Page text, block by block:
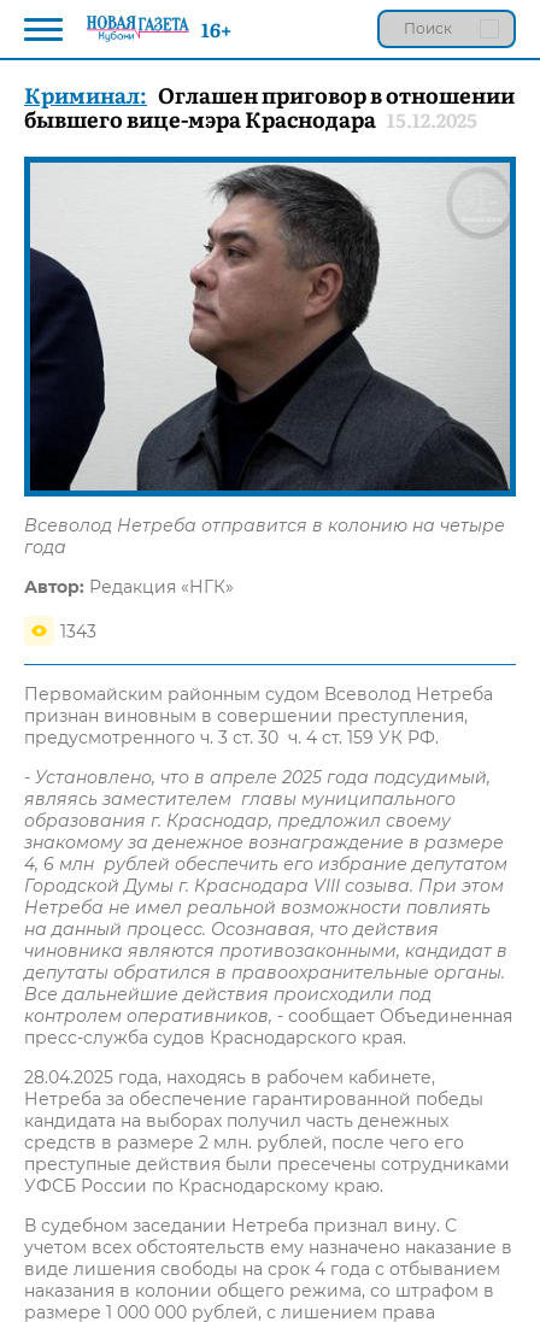
Криминал: Оглашен приговор в отношении
бывшего вице-мэра Краснодара 15.12.2025
Всеволод Нетреба отправится в колонию на четыре
года
Автор: Редакция «НГК»
1343
Первомайским районным судом Всеволод Нетреба
признан виновным в совершении преступления,
предусмотренного ч. 3 ст. 30 ч. 4 ст. 159 УК РФ.
- Установлено, что в апреле 2025 года подсудимый,
являясь заместителем главы муниципального
образования г. Краснодар, предложил своему
знакомому за денежное вознаграждение в размере
4, 6 млн рублей обеспечить его избрание депутатом
Городской Думы г. Краснодара VIII созыва. При этом
Нетреба не имел реальной возможности повлиять
на данный процесс. Осознавая, что действия
чиновника являются противозаконными, кандидат в
депутаты обратился в правоохранительные органы.
Все дальнейшие действия происходили под
контролем оперативников, - сообщает Объединенная
пресс-служба судов Краснодарского края.
28.04.2025 года, находясь в рабочем кабинете,
Нетреба за обеспечение гарантированной победы
кандидата на выборах получил часть денежных
средств в размере 2 млн. рублей, после чего его
преступные действия были пресечены сотрудниками
УФСБ России по Краснодарскому краю.
В судебном заседании Нетреба признал вину. С
учетом всех обстоятельств ему назначено наказание в
виде лишения свободы на срок 4 года с отбыванием
наказания в колонии общего режима, со штрафом в
размере 1 000 000 рублей, с лишением права
16+